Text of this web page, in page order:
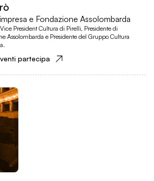
e Fondazione Assolombarda
President Cultura di Pirelli, Presidente di
Assolombarda e Presidente del Gruppo Cultura
partecipa